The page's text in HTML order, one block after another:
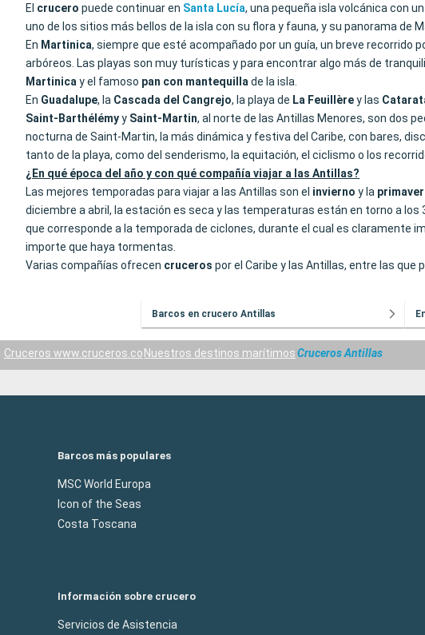
El crucero puede continuar en Santa Lucía, una pequeña isla volcánica con
uno de los sitios más bellos de la isla con su flora y fauna, y su panorama de
En Martinica, siempre que esté acompañado por un guía, un breve recorrido
arbóreos. Las playas son muy turísticas y para encontrar algo más de
Martinica y el famoso pan con mantequilla de la isla.
En Guadalupe, la Cascada del Cangrejo, la playa de La Feuillèrey las
Saint-Barthélémyy Saint-Martin, al norte de las Antillas Menores, son dos
nocturna de Saint-Martin, la más dinámica y festiva del Caribe, con bares,
tanto de la playa, como del senderismo, la equitación, el ciclismo o los
¿En qué época del año y con qué compañía viajar a las Antillas?
Las mejores temporadas para viajar a las Antillas son el invierno y la
diciembre a abril, la estación es seca y las temperaturas están en torno a
que corresponde a la temporada de ciclones, durante el cual es claramente
importe que haya tormentas.
Varias compañías ofrecen cruceros por el Caribe y las Antillas, entre las que
Barcos en crucero Antillas
Cruceros www.cruceros.co Nuestros destinos marítimosCruceros Antillas
Barcos más populares
MSC World Europa
Icon of the Seas
Costa Toscana
Información sobre crucero
Servicios de Asistencia